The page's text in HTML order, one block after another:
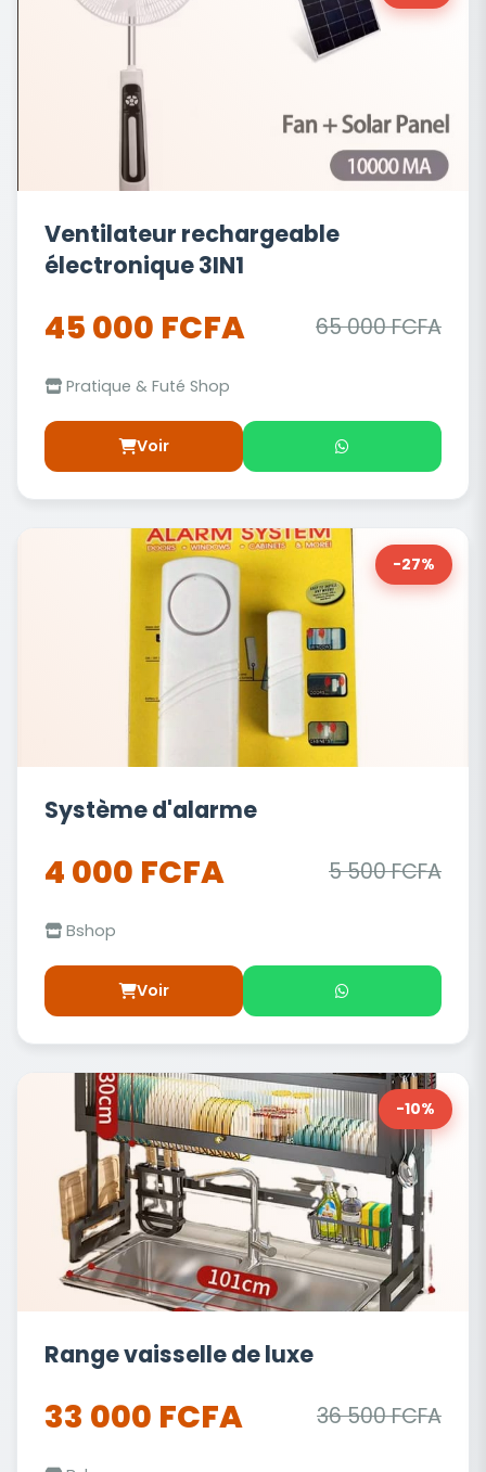
Ventilateur rechargeable
électronique 3IN1
45 000 FCFA 65 000 FCFA
Pratique & Futé Shop
Voir
-27%
Système d'alarme
4 000 FCFA 5 500 FCFA
Bshop
Voir
-10%
Range vaisselle de luxe
33 000 FCFA 36 500 FCFA